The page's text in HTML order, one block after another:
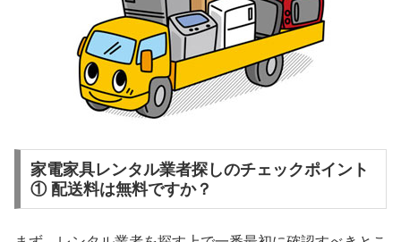
家電家具レンタル業者探しのチェックポイント
① 配送料は無料ですか？